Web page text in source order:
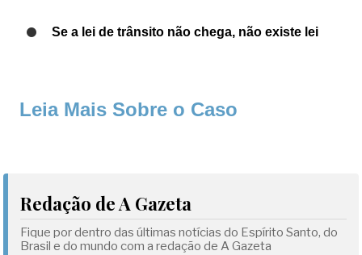
Se a lei de trânsito não chega, não existe lei
Leia Mais Sobre o Caso
Redação de A Gazeta
Fique por dentro das últimas notícias do Espírito Santo, do
Brasil e do mundo com a redação de A Gazeta